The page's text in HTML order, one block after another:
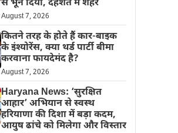
से भून दिया, दहशत में शहर
August 7, 2026
कितने तरह के होते हैं कार-बाइक
के इंश्योरेंस, क्या थर्ड पार्टी बीमा
करवाना फायदेमंद है?
August 7, 2026
Haryana News: ‘सुरक्षित
आहार’ अभियान से स्वस्थ
हरियाणा की दिशा में बड़ा कदम,
आयुष ढांचे को मिलेगा और विस्तार